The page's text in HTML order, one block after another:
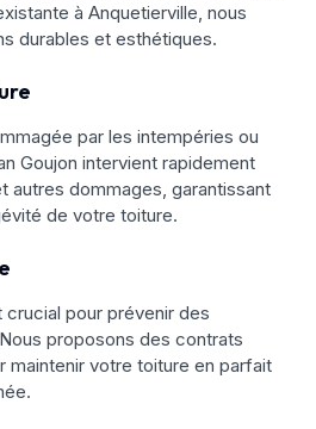
à Anquetierville, nous
durables et esthétiques.
par les intempéries ou
Goujon intervient rapidement
autres dommages, garantissant
de votre toiture.
pour prévenir des
proposons des contrats
maintenir votre toiture en parfait